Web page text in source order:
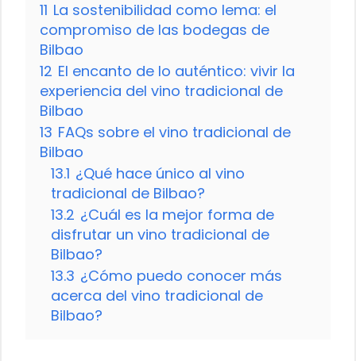
11 La sostenibilidad como lema: el
compromiso de las bodegas de
Bilbao
12 El encanto de lo auténtico: vivir la
experiencia del vino tradicional de
Bilbao
13 FAQs sobre el vino tradicional de
Bilbao
13.1 ¿Qué hace único al vino
tradicional de Bilbao?
13.2 ¿Cuál es la mejor forma de
disfrutar un vino tradicional de
Bilbao?
13.3 ¿Cómo puedo conocer más
acerca del vino tradicional de
Bilbao?